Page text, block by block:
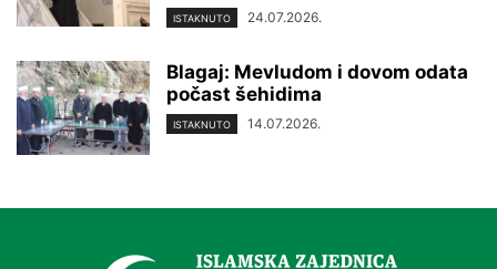
ISTAKNUTO 24.07.2026.
Blagaj: Mevludom i dovom odata
počast šehidima
ISTAKNUTO 14.07.2026.